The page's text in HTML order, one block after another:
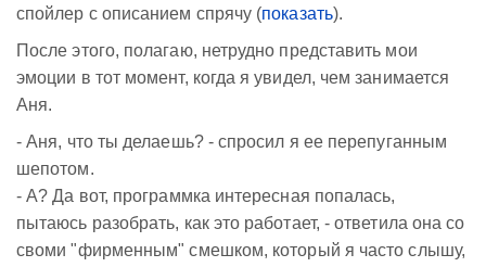
спойлер с описанием спрячу (показать).
После этого, полагаю, нетрудно представить мои
эмоции в тот момент, когда я увидел, чем занимается
Аня.
- Аня, что ты делаешь? - спросил я ее перепуганным
шепотом.
- А? Да вот, программка интересная попалась,
пытаюсь разобрать, как это работает, - ответила она со
своми "фирменным" смешком, который я часто слышу,